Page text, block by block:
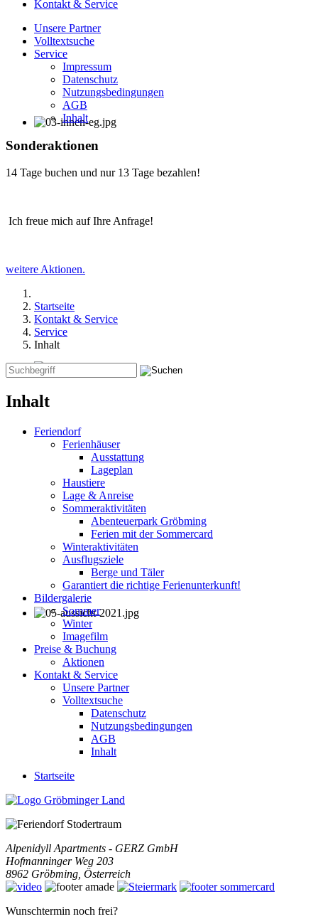
Kontakt & Service
Unsere Partner
Volltextsuche
Service
Impressum
Datenschutz
Nutzungsbedingungen
AGB
Inhalt
Sonderaktionen
14 Tage buchen und nur 13 Tage bezahlen!
Ich freue mich auf Ihre Anfrage!
weitere Aktionen.
Startseite
Kontakt & Service
Service
Inhalt
Inhalt
Feriendorf
Ferienhäuser
Ausstattung
Lageplan
Haustiere
Lage & Anreise
Sommeraktivitäten
Abenteuerpark Gröbming
Ferien mit der Sommercard
Winteraktivitäten
Ausflugsziele
Berge und Täler
Garantiert die richtige Ferienunterkunft!
Bildergalerie
Sommer
Winter
Imagefilm
Preise & Buchung
Aktionen
Kontakt & Service
Unsere Partner
Volltextsuche
Datenschutz
Nutzungsbedingungen
AGB
Inhalt
Startseite
Alpenidyll Apartments - GERZ GmbH
Hofmanninger Weg 203
8962 Gröbming Österreich
Wunschtermin noch frei?